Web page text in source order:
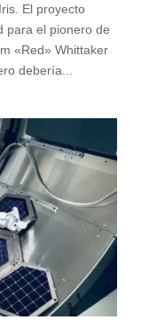
El proyecto
para el pionero de
«Red» Whittaker
debería...